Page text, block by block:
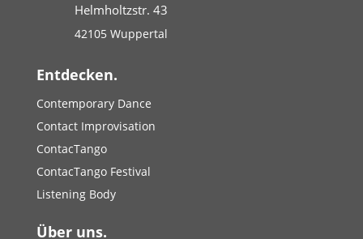
Helmholtzstr. 43
42105 Wuppertal
Entdecken.
Contemporary Dance
Contact Improvisation
ContacTango
ContacTango Festival
Listening Body
Über uns.